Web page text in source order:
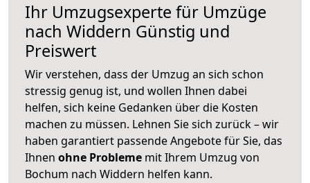
Ihr Umzugsexperte für Umzüge
nach Widdern Günstig und
Preiswert
Wir verstehen, dass der Umzug an sich schon
stressig genug ist, und wollen Ihnen dabei
helfen, sich keine Gedanken über die Kosten
machen zu müssen. Lehnen Sie sich zurück – wir
haben garantiert passende Angebote für Sie, das
Ihnen ohne Probleme mit Ihrem Umzug von
Bochum nach Widdern helfen kann.